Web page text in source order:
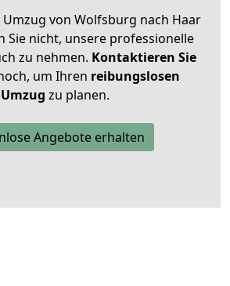
Umzug von Wolfsburg nach Haar
Sie nicht, unsere professionelle
zu nehmen. Kontaktieren Sie
um Ihren reibungslosen
Umzug zu planen.
Angebote erhalten